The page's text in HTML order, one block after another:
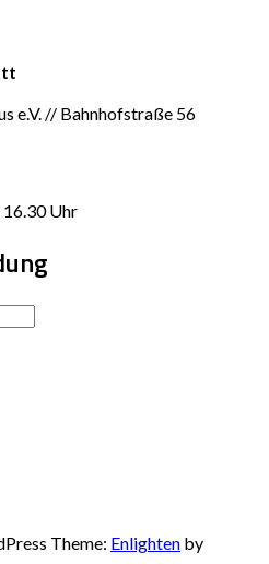
e.V. // Bahnhofstraße 56
Uhr
Theme: Enlighten by